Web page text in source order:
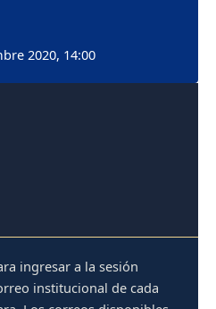
2020, 14:00
ingresar a la sesión
institucional de cada